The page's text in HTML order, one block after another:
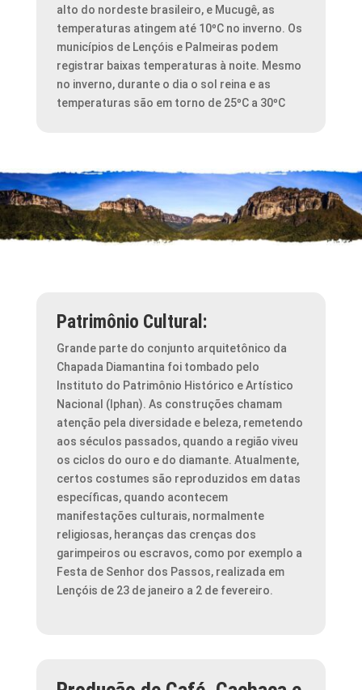
alto do nordeste brasileiro, e Mucugê, as
temperaturas atingem até 10ºC no inverno. Os
municípios de Lençóis e Palmeiras podem
registrar baixas temperaturas à noite. Mesmo
no inverno, durante o dia o sol reina e as
temperaturas são em torno de 25ºC a 30ºC
Patrimônio Cultural:
Grande parte do conjunto arquitetônico da
Chapada Diamantina foi tombado pelo
Instituto do Patrimônio Histórico e Artístico
Nacional (Iphan). As construções chamam
atenção pela diversidade e beleza, remetendo
aos séculos passados, quando a região viveu
os ciclos do ouro e do diamante. Atualmente,
certos costumes são reproduzidos em datas
específicas, quando acontecem
manifestações culturais, normalmente
religiosas, heranças das crenças dos
garimpeiros ou escravos, como por exemplo a
Festa de Senhor dos Passos, realizada em
Lençóis de 23 de janeiro a 2 de fevereiro.